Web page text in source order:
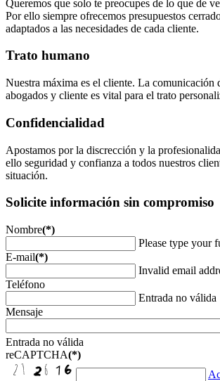
Queremos que solo te preocupes de lo que de
Por ello siempre ofrecemos presupuestos
adaptados a las necesidades de cada cliente.
Trato humano
Nuestra máxima es el cliente. La comunicación
abogados y cliente es vital para el trato
Confidencialidad
Apostamos por la discrección y la
ello seguridad y confianza a todos nuestros
situación.
Solicite información sin compromiso
Nombre(*)
Please type your
E-mail(*)
Invalid email
Teléfono
Entrada no válida
Mensaje
Entrada no válida
reCAPTCHA(*)